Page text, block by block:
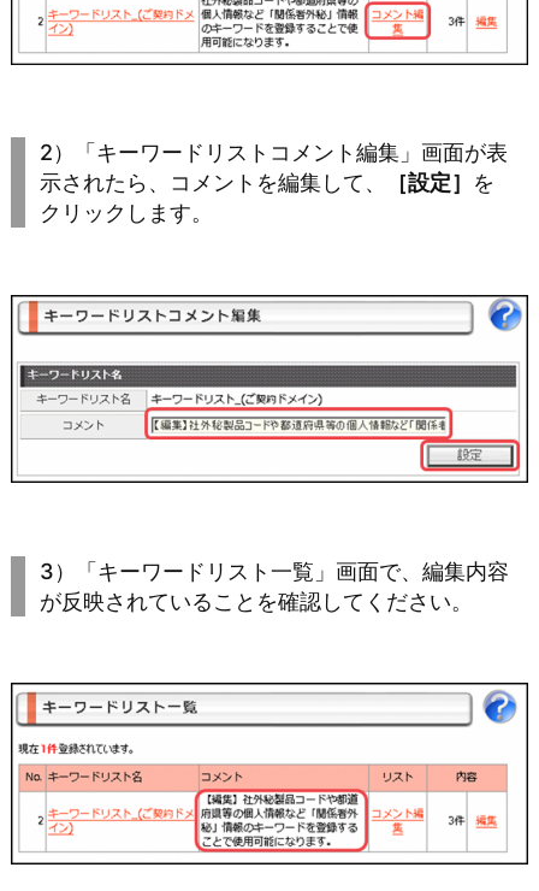
2）「キーワードリストコメント編集」画面が表
示されたら、コメントを編集して、
［設定］ を
クリックします。
3）「キーワードリスト一覧」画面で、編集内容
が反映されていることを確認してください。